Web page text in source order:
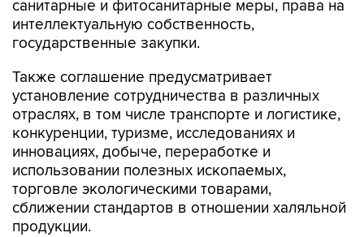
санитарные и фитосанитарные меры, права на
интеллектуальную собственность,
государственные закупки.
Также соглашение предусматривает
установление сотрудничества в различных
отраслях, в том числе транспорте и логистике,
конкуренции, туризме, исследованиях и
инновациях, добыче, переработке и
использовании полезных ископаемых,
торговле экологическими товарами,
сближении стандартов в отношении халяльной
продукции.